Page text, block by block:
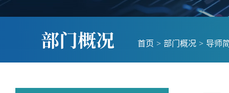
部门概况 首页 > 部门概况 > 导师